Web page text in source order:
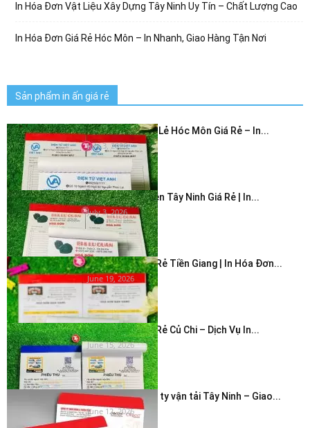
In Hóa Đơn Vật Liệu Xây Dựng Tây Ninh Uy Tín – Chất Lượng Cao
In Hóa Đơn Giá Rẻ Hóc Môn – In Nhanh, Giao Hàng Tận Nơi
Sản phẩm in ấn giá rẻ
In Hóa Đơn Bán Lẻ Hóc Môn Giá Rẻ – In...
July 3, 2026
In Hóa Đơn 2 Liên Tây Ninh Giá Rẻ | In...
July 3, 2026
In Hóa Đơn Giá Rẻ Tiền Giang | In Hóa Đơn...
June 19, 2026
In Hóa Đơn Giá Rẻ Củ Chi – Dịch Vụ In...
June 15, 2026
In bao thư công ty vận tải Tây Ninh – Giao...
June 12, 2026